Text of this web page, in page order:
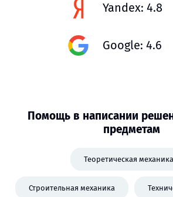
Yandex: 4.8
Google: 4.6
Помощь в написании
предметам
Теоретическая механика
Строительная механика